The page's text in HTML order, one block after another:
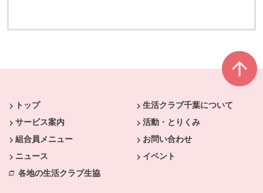
トップ
生活クラブ千葉について
サービス案内
活動・とりくみ
組合員メニュー
お問い合わせ
ニュース
イベント
各地の生活クラブ生協